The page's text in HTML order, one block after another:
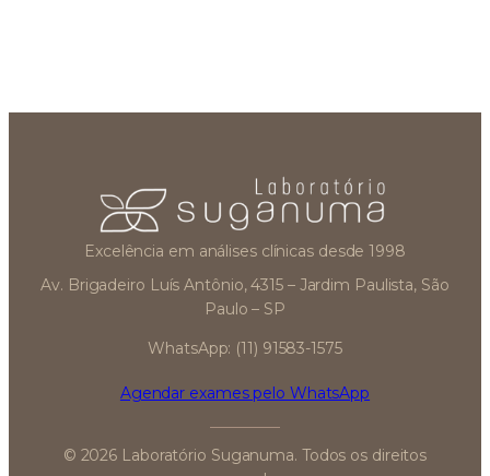
Excelência em análises clínicas desde 1998
Av. Brigadeiro Luís Antônio, 4315 – Jardim Paulista, São
Paulo – SP
WhatsApp: (11) 91583-1575
Agendar exames pelo WhatsApp
© 2026 Laboratório Suganuma. Todos os direitos